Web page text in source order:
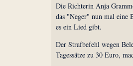
Die Richterin Anja
das "Neger" nun mal eine
es ein Lied gibt.
Der Strafbefehl wegen
Tagessätze zu 30 Euro,